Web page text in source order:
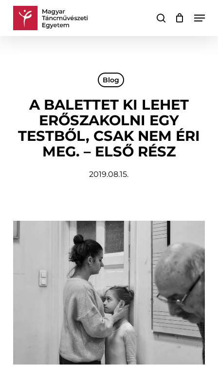
Skip
keresés
Kosár Kosár
Blog
A BALETTET KI LEHET
ERŐSZAKOLNI EGY
TESTBŐL, CSAK NEM ÉRI
MEG. – ELSŐ RÉSZ
2019.08.15.